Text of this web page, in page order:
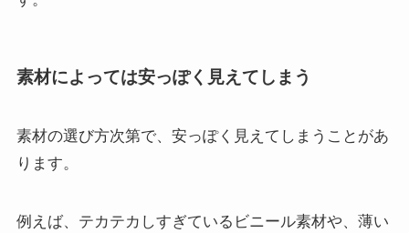
素材によっては安っぽく見えてしまう
素材の選び方次第で、安っぽく見えてしまうことがあ
ります。
例えば、テカテカしすぎているビニール素材や、薄い